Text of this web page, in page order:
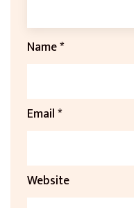
Name*
Email*
Website